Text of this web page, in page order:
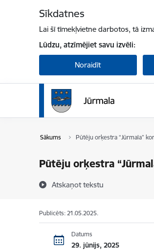
Sīkdatnes
Lai šī tīmekļvietne darbotos, tā
Lūdzu, atzīmējiet savu izvēli:
Noraidīt
Sākums Pūtēju orķestra “Jūrmala”
Pūtēju orķestra
Atskaņot tekstu
Publicēts: 21.05.2025.
Datums
29. jūnijs, 2025